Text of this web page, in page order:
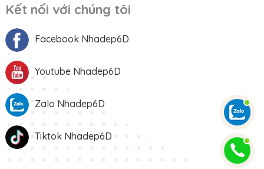
Kết nối với chúng tôi
Facebook Nhadep6D
Youtube Nhadep6D
Zalo Nhadep6D
Tiktok Nhadep6D